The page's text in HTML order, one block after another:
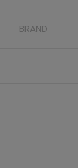
BRAND